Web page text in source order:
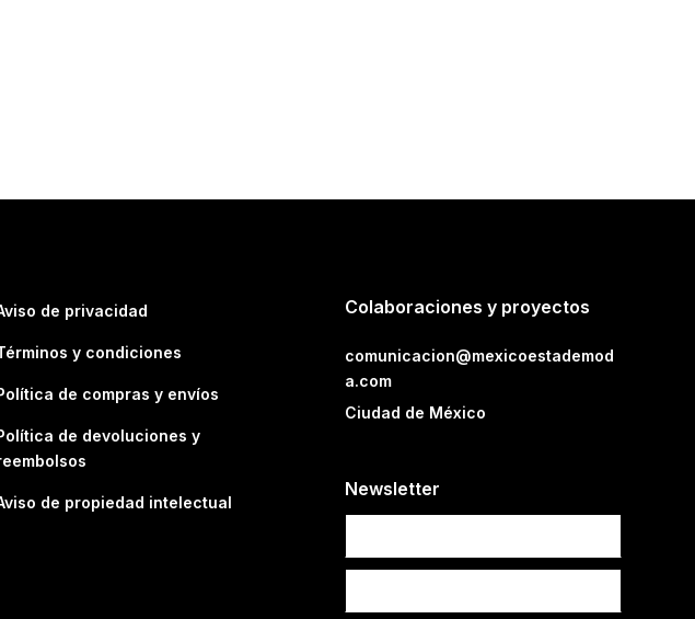
de privacidad
y condiciones
de compras y envíos
de devoluciones y
de propiedad intelectual
Colaboraciones y proyectos
comunicacion@mexicoestademod
a.com
Ciudad de México
Newsletter